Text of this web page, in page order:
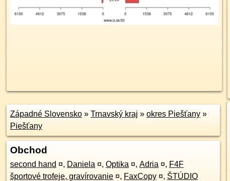
Západné Slovensko » Trnavský kraj » okres Piešťany »
Piešťany
Obchod
second hand ¤, Daniela ¤, Optika ¤, Adria ¤, F4F
športové trofeje, gravírovanie ¤, FaxCopy ¤, ŠTÚDIO